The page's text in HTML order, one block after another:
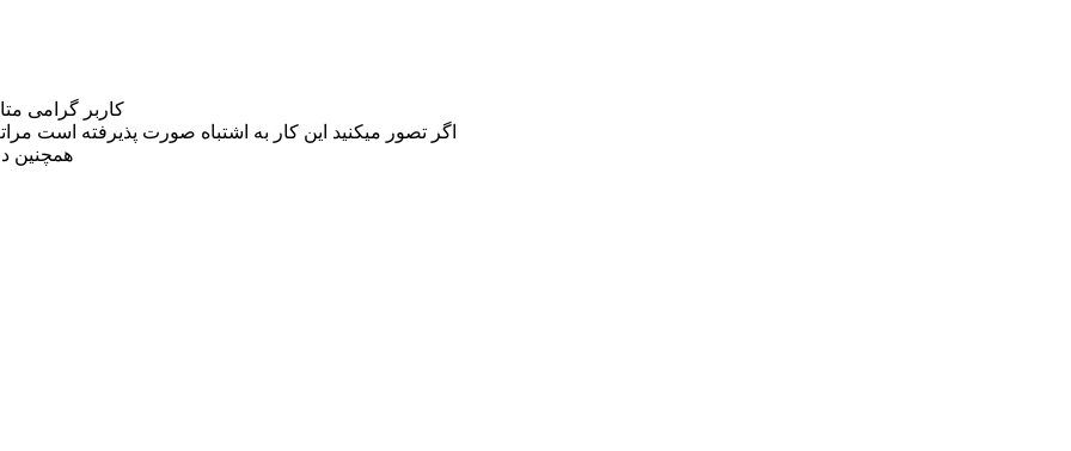
کاربر گرامی
اگر تصور میکنید این کار به اشتباه صورت پذیرفته است مراتب این مسئله را
همچنین